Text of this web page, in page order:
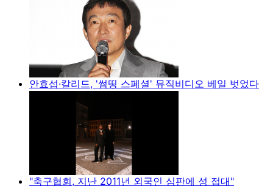
안효섭·칼리드, '썸띵 스페셜' 뮤직비디오 베일 벗었다
"축구협회, 지난 2011년 외국인 심판에 성 접대"